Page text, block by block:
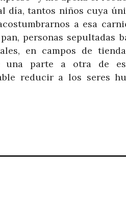
día, tantos niños cuya
a esa
personas sepultadas
en campos de
una parte a otra de
reducir a los seres